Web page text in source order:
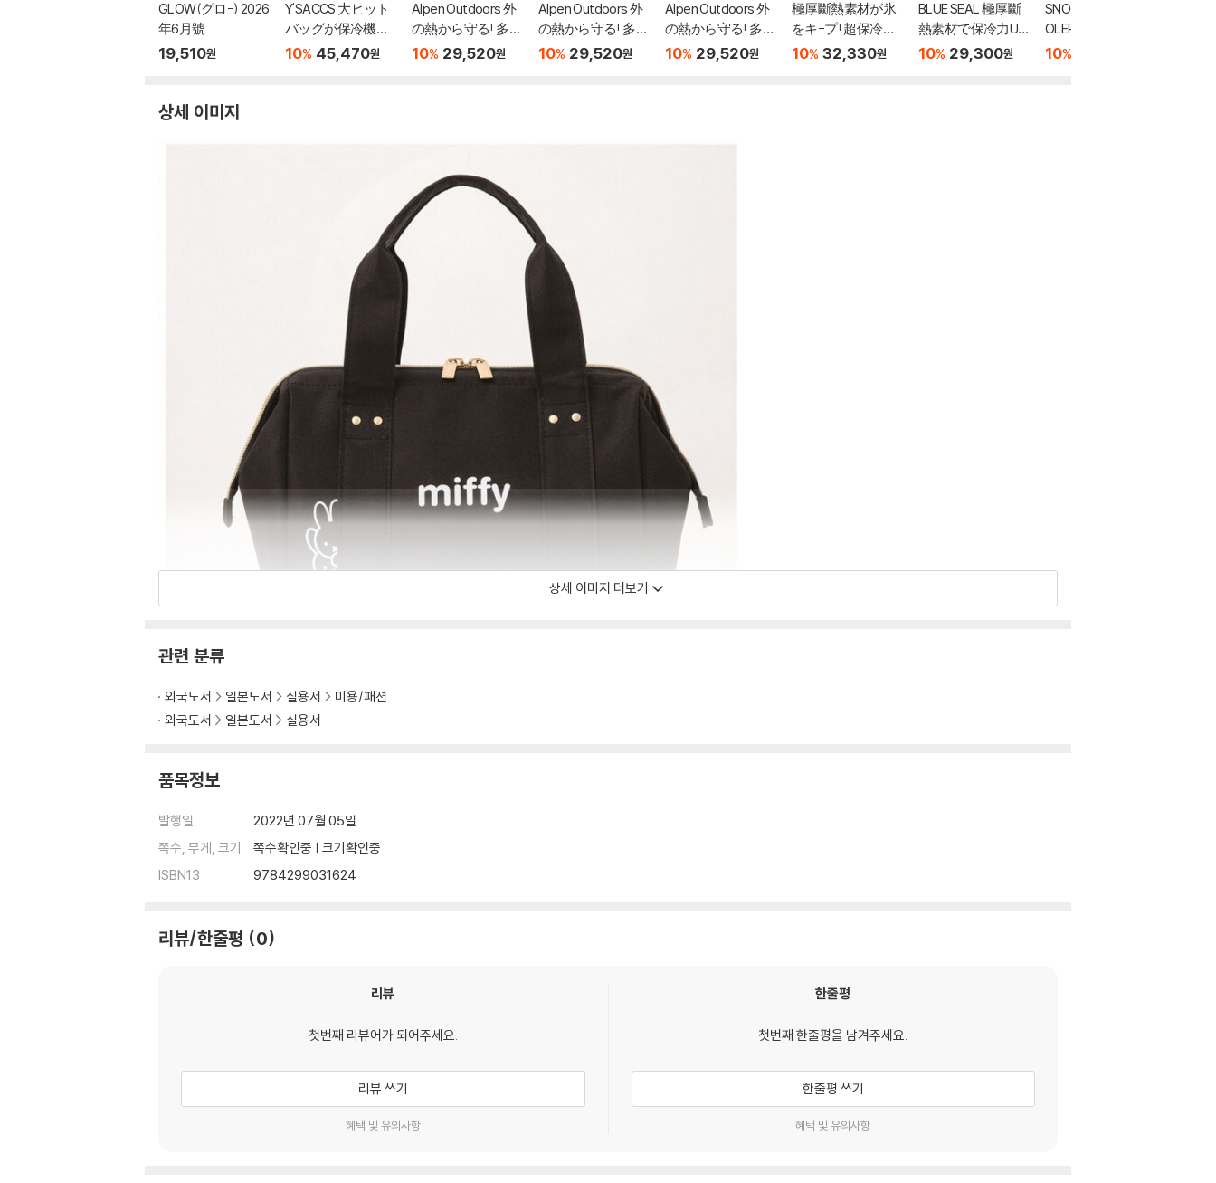
GLOW(グロ-) 2026
年6月號
19,510원
Y'SACCS 大ヒット
バッグが保冷機能
付きで新登場！ 2W
10% 45,470원
Alpen Outdoors 外
の熱から守る! 多機
能レジャ-バッグB
10% 29,520원
Alpen Outdoors 外
の熱から守る! 多機
能レジャ-バッグB
10% 29,520원
Alpen Outdoors 外
の熱から守る! 多機
能レジャ-バッグB
10% 29,520원
極厚斷熱素材が氷
をキ-プ! 超保冷バ
ッグBOOK
10% 32,330원
BLUE SEAL 極厚斷
熱素材で保冷力UP!
ソフトク-ラ-バッ
10% 29,300원
SNOOPY 2WAY CO
OLER BAG BOOK
10%
상세 이미지
상세 이미지 더보기
관련 분류
외국도서 일본도서 실용서
미용/패션
외국도서
일본도서 실용서
품목정보
발행일
2022년 07월 05일
쪽수, 무게, 크기
쪽수확인중 | 크기확인중
ISBN13
9784299031624
리뷰/한줄평 0
리뷰
첫번째 리뷰어가 되어주세요.
리뷰 쓰기
혜택 및 유의사항
한줄평
첫번째 한줄평을 남겨주세요.
한줄평 쓰기
혜택 및 유의사항